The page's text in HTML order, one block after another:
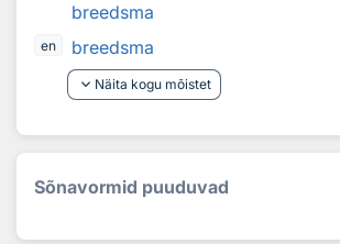
breedsma
en
breedsma
keyboard_arrow_down Näita kogu mõistet
Sõnavormid puuduvad